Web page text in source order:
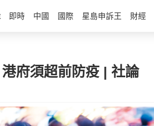
即時 中國 國際 星島申訴王 財經
府須超前防疫 | 社論